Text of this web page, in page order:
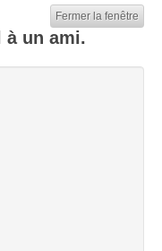
à un ami.
Fermer la fenêtre